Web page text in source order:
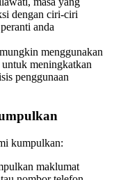
dengan ciri-ciri
anda
menggunakan
meningkatkan
penggunaan
kumpulkan:
maklumat